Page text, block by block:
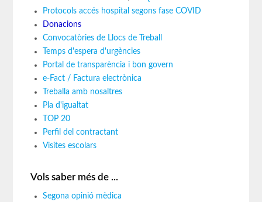
Protocols accés hospital segons fase COVID
Donacions
Convocatòries de Llocs de Treball
Temps d'espera d'urgències
Portal de transparència i bon govern
e-Fact / Factura electrònica
Treballa amb nosaltres
Pla d'igualtat
TOP 20
Perfil del contractant
Visites escolars
Vols saber més de ...
Segona opinió mèdica